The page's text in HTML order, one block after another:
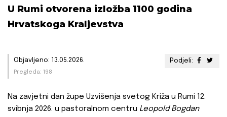
U Rumi otvorena izložba 1100 godina
Hrvatskoga Kraljevstva
Podjeli:
Objavljeno: 13.05.2026.
Pregleda: 198
Na zavjetni dan župe Uzvišenja svetog Križa u Rumi 12.
svibnja 2026. u pastoralnom centru Leopold Bogdan